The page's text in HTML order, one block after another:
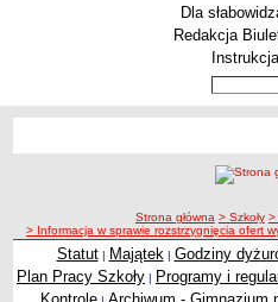
Menu dodatkowe
Dla
Redakcja
Zespoły Szkół
Techniczne Zakłady Naukowe
ścieżka nawigacji
Strona główna > Szkoły >
> Informacja w sprawie rozstrzygnięcia ofert
Statut| Majątek | Godziny
Plan Pracy Szkoły | Programy i